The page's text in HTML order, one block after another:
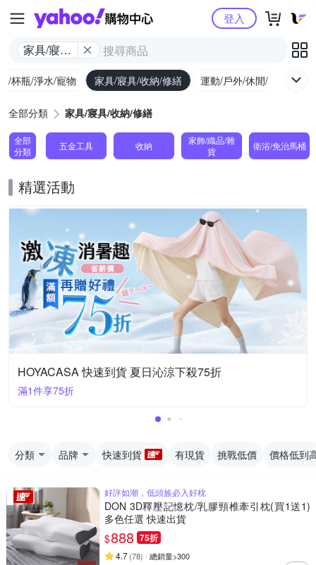
Yahoo購物中心
家具/寢具/
登入
/杯瓶/淨水/寵物 家具/寢具/收納/修繕 運動/戶外/休閒/健身
全部分類 家具/寢具/收納/修繕
全部
分類
五金工具 收納
家飾/織品/雜
貨
衛浴/免治馬桶
精選活動
HOYACASA 快速到貨 夏日沁涼下殺75折
滿1件享75折
分類 品牌 快速到貨 有現貨 挑戰低價 價格低到
好評如潮，低頭族必入好枕
DON 3D釋壓記憶枕/乳膠頸椎牽引枕(買1送1)
多色任選 快速出貨
$888 75折
4.7(78) 總銷量>300